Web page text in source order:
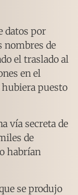
datos por
nombres de
el traslado al
en el
hubiera puesto
vía secreta de
de
habrían
se produjo